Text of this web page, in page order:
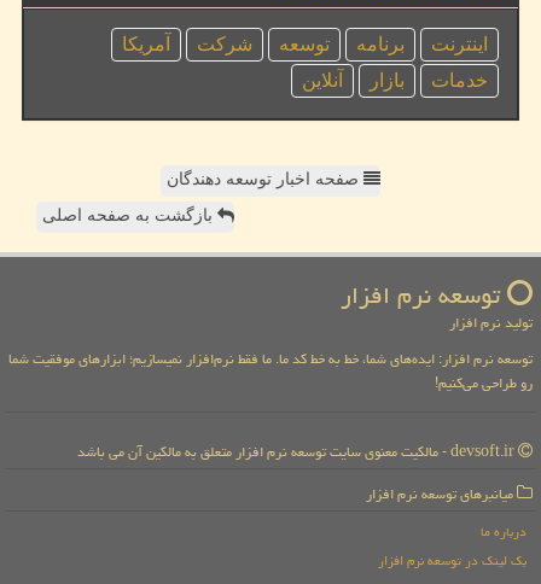
اینترنت برنامه توسعه شركت
آمریكا
خدمات
بازار آنلاین
صفحه اخبار توسعه دهندگان
بازگشت به صفحه اصلی
توسعه نرم افزار
تولید نرم افزار
توسعه نرم افزار: ایده‌های شما، خط به خط کد ما. ما فقط نرم‌افزار نمیسازیم؛ ابزارهای موفقیت شما
رو طراحی می‌کنیم!
میانبرهای توسعه نرم افزار
درباره ما
بک لینک در توسعه نرم افزار